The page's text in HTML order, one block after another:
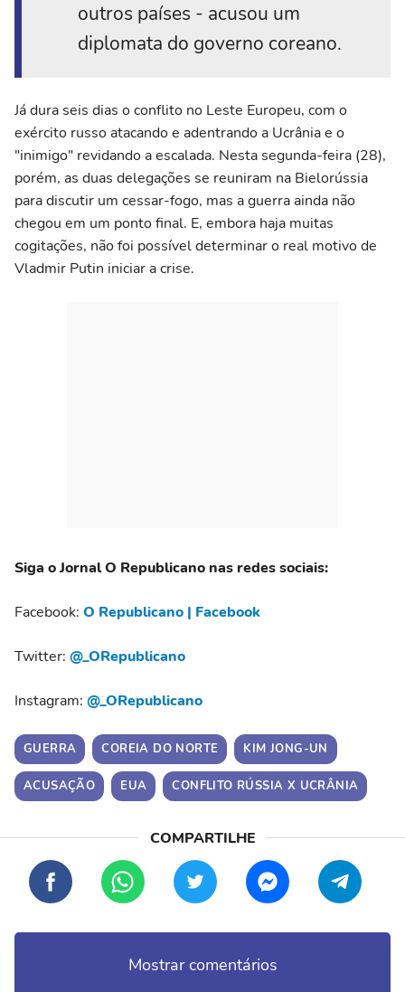
outros países - acusou um
diplomata do governo coreano.
Já dura seis dias o conflito no Leste Europeu, com o
exército russo atacando e adentrando a Ucrânia e o
"inimigo" revidando a escalada. Nesta segunda-feira (28),
porém, as duas delegações se reuniram na Bielorússia
para discutir um cessar-fogo, mas a guerra ainda não
chegou em um ponto final. E, embora haja muitas
cogitações, não foi possível determinar o real motivo de
Vladmir Putin iniciar a crise.
Siga o Jornal O Republicano nas redes sociais:
Facebook: O Republicano | Facebook
Twitter: @_ORepublicano
Instagram: @_ORepublicano
GUERRA COREIA DO NORTE KIM JONG-UN
ACUSAÇÃO EUA CONFLITO RÚSSIA X UCRÂNIA
Mostrar comentários